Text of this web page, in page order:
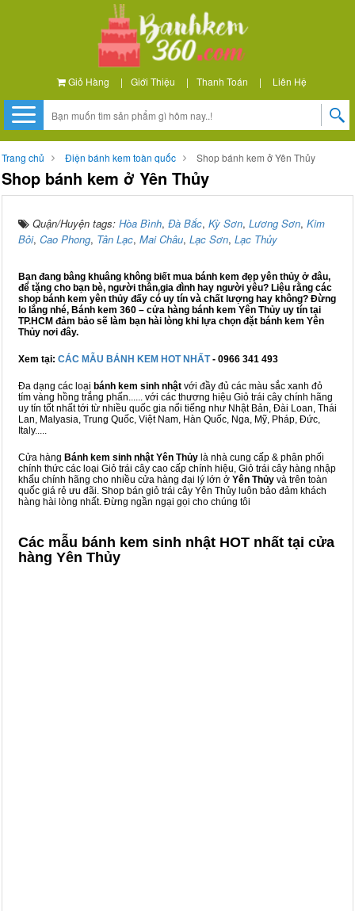
Giỏ Hàng | Giới Thiệu | Thanh Toán | Liên Hệ
Trang chủ Điện bánh kem toàn quốc Shop bánh kem ở Yên Thủy
Shop bánh kem ở Yên Thủy
Quận/Huyện tags: Hòa Bình, Đà Bắc, Kỳ Sơn, Lương Sơn, Kim
Bôi, Cao Phong, Tân Lạc, Mai Châu, Lạc Sơn, Lạc Thủy
Bạn đang bâng khuâng không biết mua bánh kem đẹp yên thủy ở đâu,
để tặng cho bạn bè, người thân,gia đình hay người yêu? Liệu rằng các
shop bánh kem yên thủy đấy có uy tín và chất lượng hay không? Đừng
lo lắng nhé, Bánh kem 360 – cửa hàng bánh kem Yên Thủy uy tín tại
TP.HCM đảm bảo sẽ làm bạn hài lòng khi lựa chọn đặt bánh kem Yên
Thủy nơi đây.
Xem tại: CÁC MẪU BÁNH KEM HOT NHẤT- 0966 341 493
Đa dạng các loại bánh kem sinh nhật với đầy đủ các màu sắc xanh đỏ
tím vàng hồng trắng phấn...... với các thương hiệu Giỏ trái cây chính hãng
uy tín tốt nhất tới từ nhiều quốc gia nổi tiếng như Nhật Bản, Đài Loan, Thái
Lan, Malyasia, Trung Quốc, Việt Nam, Hàn Quốc, Nga, Mỹ, Pháp, Đức,
Italy.....
Cửa hàng Bánh kem sinh nhật Yên Thủy là nhà cung cấp & phân phối
chính thức các loại Giỏ trái cây cao cấp chính hiệu, Giỏ trái cây hàng nhập
khẩu chính hãng cho nhiều cửa hàng đại lý lớn ở Yên Thủy và trên toàn
quốc giá rẻ ưu đãi. Shop bán giỏ trái cây Yên Thủy luôn bảo đảm khách
hàng hài lòng nhất. Đừng ngần ngại gọi cho chúng tôi
Các mẫu bánh kem sinh nhật HOT nhất tại cửa
hàng Yên Thủy